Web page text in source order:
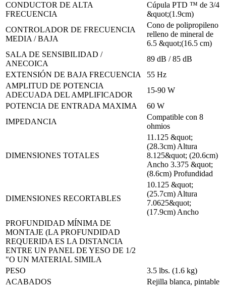
CONDUCTOR DE ALTA
FRECUENCIA
Cúpula PTD ™ de 3/4
&quot;(1.9cm)
CONTROLADOR DE FRECUENCIA
MEDIA / BAJA
Cono de polipropileno
relleno de mineral de
6.5 &quot;(16.5 cm)
SALA DE SENSIBILIDAD /
ANECOICA
89 dB / 85 dB
EXTENSIÓN DE BAJA FRECUENCIA
55 Hz
AMPLITUD DE POTENCIA
ADECUADA DEL AMPLIFICADOR
15-90 W
POTENCIA DE ENTRADA MAXIMA
60 W
IMPEDANCIA
Compatible con 8
ohmios
DIMENSIONES TOTALES
11.125 &quot;
(28.3cm) Altura
8.125&quot; (20.6cm)
Ancho 3.375 &quot;
(8.6cm) Profundidad
DIMENSIONES RECORTABLES
10.125 &quot;
(25.7cm) Altura
7.0625&quot;
(17.9cm) Ancho
PROFUNDIDAD MÍNIMA DE
MONTAJE (LA PROFUNDIDAD
REQUERIDA ES LA DISTANCIA
ENTRE UN PANEL DE YESO DE 1/2
"O UN MATERIAL SIMILA
PESO
3.5 lbs. (1.6 kg)
ACABADOS
Rejilla blanca, pintable